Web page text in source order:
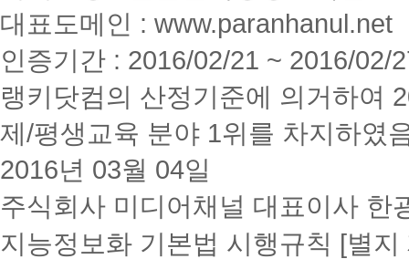
대표도메인 : www.paranhanul.net
인증기간 : 2016/02/21 ~ 2016/02/
랭키닷컴의 산정기준에 의거하여
제/평생교육 분야 1위를 차지하였
2016년 03월 04일
주식회사 미디어채널 대표이사 한
지능정보화 기본법 시행규칙 [별지